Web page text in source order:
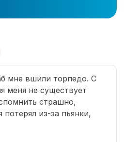
мне вшили торпедо. С
меня не существует
страшно,
потерял из-за пьянки,